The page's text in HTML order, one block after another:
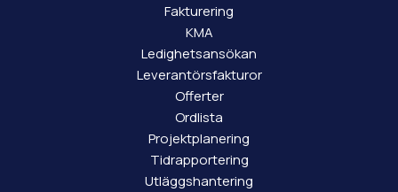
Fakturering
KMA
Ledighetsansökan
Leverantörsfakturor
Offerter
Ordlista
Projektplanering
Tidrapportering
Utläggshantering